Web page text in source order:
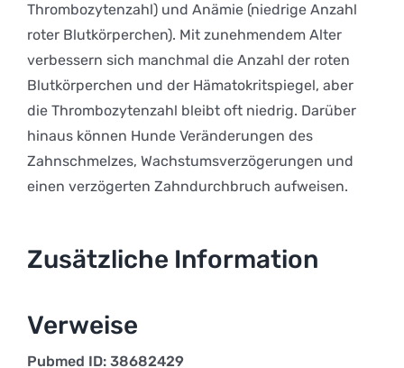
Thrombozytenzahl) und Anämie (niedrige Anzahl
roter Blutkörperchen). Mit zunehmendem Alter
verbessern sich manchmal die Anzahl der roten
Blutkörperchen und der Hämatokritspiegel, aber
die Thrombozytenzahl bleibt oft niedrig. Darüber
hinaus können Hunde Veränderungen des
Zahnschmelzes, Wachstumsverzögerungen und
einen verzögerten Zahndurchbruch aufweisen.
Zusätzliche Information
Verweise
Pubmed ID: 38682429